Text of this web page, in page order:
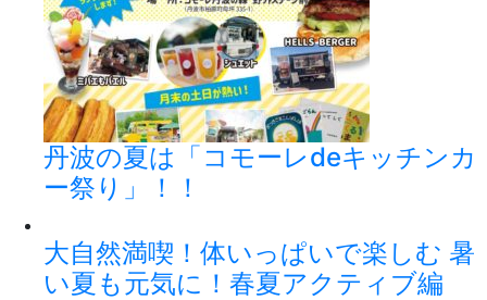
丹波の夏は「コモーレdeキッチンカ
ー祭り」！！
大自然満喫！体いっぱいで楽しむ 暑
い夏も元気に！春夏アクティブ編